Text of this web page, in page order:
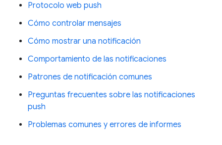
Protocolo web push
Cómo controlar mensajes
Cómo mostrar una notificación
Comportamiento de las notificaciones
Patrones de notificación comunes
Preguntas frecuentes sobre las notificaciones
push
Problemas comunes y errores de informes